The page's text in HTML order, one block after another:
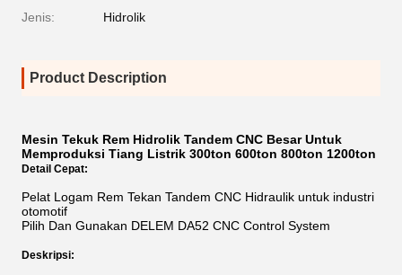
Jenis: Hidrolik
Product Description
Mesin Tekuk Rem Hidrolik Tandem CNC Besar Untuk
Memproduksi Tiang Listrik 300ton 600ton 800ton 1200ton
Detail Cepat:
Pelat Logam Rem Tekan Tandem CNC Hidraulik untuk industri
otomotif
Pilih Dan Gunakan DELEM DA52 CNC Control System
Deskripsi: